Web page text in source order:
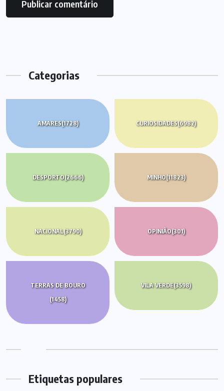
Categorias
AMARES(1728) CURIOSIDADES(6982)
DESPORTO(2666) MINHO(11823)
NACIONAL(3790) OPINIÃO(301)
TERRAS DE BOURO
(1458)
VILA VERDE(3598)
Etiquetas populares